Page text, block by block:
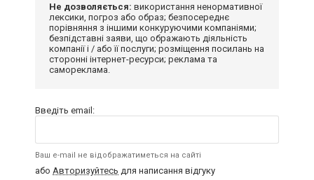
Не дозволяється: використання ненормативної
лексики, погроз або образ; безпосереднє
порівняння з іншими конкуруючими компаніями;
безпідставні заяви, що ображають діяльність
компанії і / або її послуги; розміщення посилань на
сторонні інтернет-ресурси; реклама та
самореклама.
Введіть email:
Ваш e-mail не відображатиметься на сайті
або Авторизуйтесь для написання відгуку